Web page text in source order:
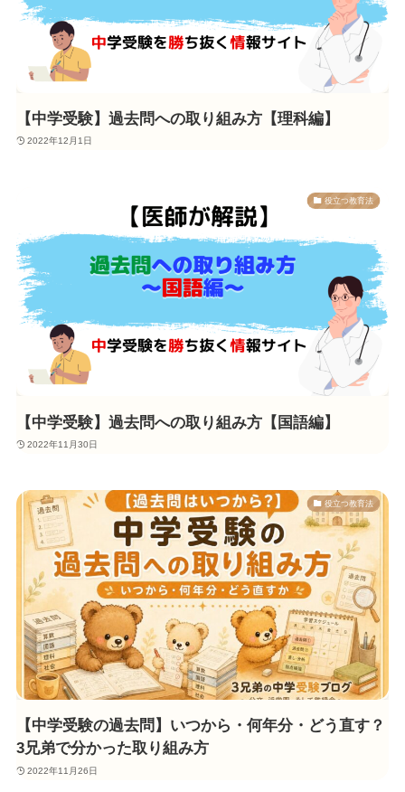
【中学受験】過去問への取り組み方【理科編】
2022年12月1日
役立つ教育法
【中学受験】過去問への取り組み方【国語編】
2022年11月30日
役立つ教育法
【中学受験の過去問】いつから・何年分・どう直す？
3兄弟で分かった取り組み方
2022年11月26日